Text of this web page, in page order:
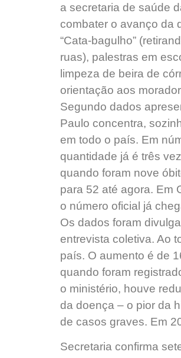
a secretaria de saúde
combater o avanço da
“Cata-bagulho”
ruas), palestras em
limpeza de beira de
orientação aos
Segundo dados
Paulo concentra,
em todo o país. Em
quantidade já é três
quando foram nove
para 52 até agora. Em
o número oficial já
Os dados foram
entrevista coletiva. Ao
país. O aumento é de
quando foram
o ministério, houve
da doença – o pior da
de casos graves. Em
Secretaria confirma